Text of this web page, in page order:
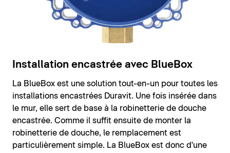
Installation encastrée avec BlueBox
La BlueBox est une solution tout-en-un pour toutes les
installations encastrées Duravit. Une fois insérée dans
le mur, elle sert de base à la robinetterie de douche
encastrée. Comme il suffit ensuite de monter la
robinetterie de douche, le remplacement est
particulièrement simple. La BlueBox est donc d'une